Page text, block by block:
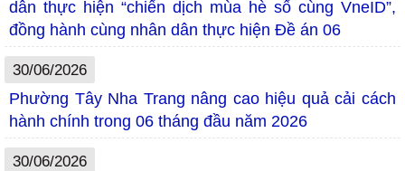
dân thực hiện “chiến dịch mùa hè số cùng VneID”,
đồng hành cùng nhân dân thực hiện Đề án 06
30/06/2026
Phường Tây Nha Trang nâng cao hiệu quả cải cách
hành chính trong 06 tháng đầu năm 2026
30/06/2026